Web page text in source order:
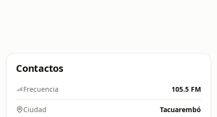
Contactos
Frecuencia 105.5 FM
Ciudad Tacuarembó